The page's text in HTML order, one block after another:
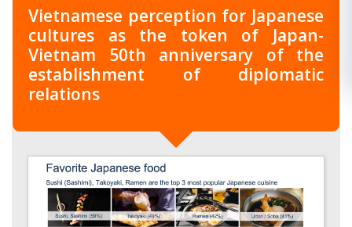
Vietnamese perception for Japanese
cultures as the token of Japan-
Vietnam 50th anniversary of the
establishment of diplomatic
relations